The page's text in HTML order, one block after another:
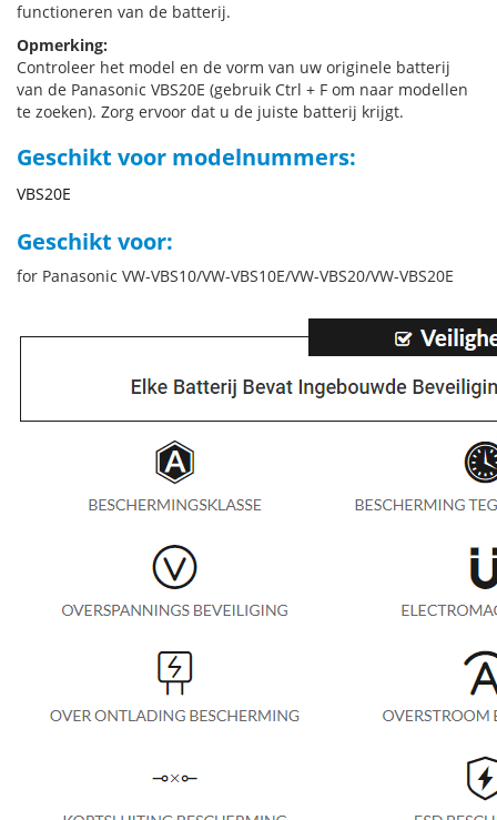
functioneren van de batterij.
Opmerking:
Controleer het model en de vorm van uw originele batterij
van de Panasonic VBS20E (gebruik Ctrl + F om naar modellen
te zoeken). Zorg ervoor dat u de juiste batterij krijgt.
Geschikt voor modelnummers:
VBS20E
Geschikt voor:
for Panasonic VW-VBS10/VW-VBS10E/VW-VBS20/VW-VBS20E